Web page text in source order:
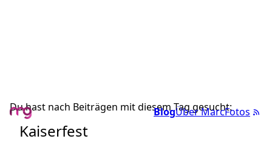
BlogÜber MarcFotos
Du hast nach Beiträgen mit diesem Tag gesucht:
Kaiserfest